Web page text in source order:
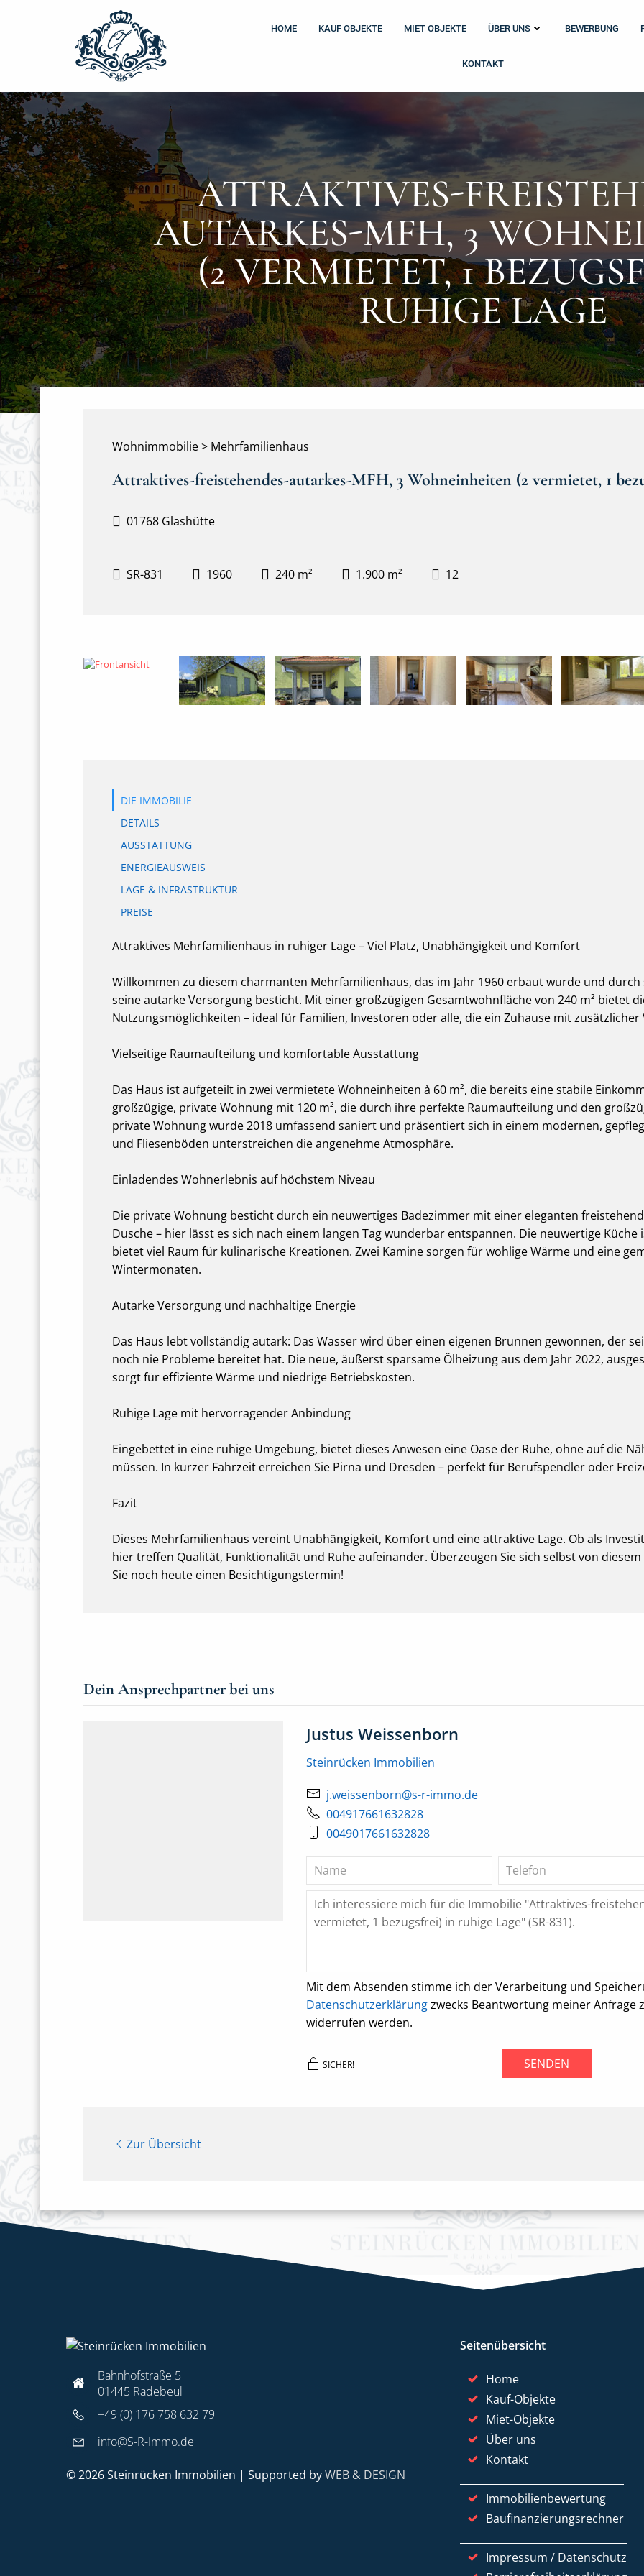
HOME KAUF OBJEKTE MIET OBJEKTE ÜBER UNS BEWERBUNG
KONTAKT
ATTRAKTIVES-
AUTARKES-MFH, 3
(2 VERMIETET, 1
RUHIGE LAGE
Wohnimmobilie > Mehrfamilienhaus
Attraktives-freistehendes-autarkes-MFH, 3 Wohneinheiten (2 vermietet, 1
01768 Glashütte
SR-831 1960 240 m² 1.900 m² 12
DIE IMMOBILIE
DETAILS
AUSSTATTUNG
ENERGIEAUSWEIS
LAGE & INFRASTRUKTUR
PREISE
Attraktives Mehrfamilienhaus in ruhiger Lage – Viel Platz, Unabhängigkeit und Komfort
Willkommen zu diesem charmanten Mehrfamilienhaus, das im Jahr 1960 erbaut wurde und
seine autarke Versorgung besticht. Mit einer großzügigen Gesamtwohnfläche von 240 m² bietet
Nutzungsmöglichkeiten – ideal für Familien, Investoren oder alle, die ein Zuhause mit
Vielseitige Raumaufteilung und komfortable Ausstattung
Das Haus ist aufgeteilt in zwei vermietete Wohneinheiten à 60 m², die bereits eine stabile
großzügige, private Wohnung mit 120 m², die durch ihre perfekte Raumaufteilung und den
private Wohnung wurde 2018 umfassend saniert und präsentiert sich in einem modernen,
und Fliesenböden unterstreichen die angenehme Atmosphäre.
Einladendes Wohnerlebnis auf höchstem Niveau
Die private Wohnung besticht durch ein neuwertiges Badezimmer mit einer eleganten
Dusche – hier lässt es sich nach einem langen Tag wunderbar entspannen. Die neuwertige
bietet viel Raum für kulinarische Kreationen. Zwei Kamine sorgen für wohlige Wärme und eine
Wintermonaten.
Autarke Versorgung und nachhaltige Energie
Das Haus lebt vollständig autark: Das Wasser wird über einen eigenen Brunnen gewonnen, der
noch nie Probleme bereitet hat. Die neue, äußerst sparsame Ölheizung aus dem Jahr 2022,
sorgt für effiziente Wärme und niedrige Betriebskosten.
Ruhige Lage mit hervorragender Anbindung
Eingebettet in eine ruhige Umgebung, bietet dieses Anwesen eine Oase der Ruhe, ohne auf die
müssen. In kurzer Fahrzeit erreichen Sie Pirna und Dresden – perfekt für Berufspendler oder
Fazit
Dieses Mehrfamilienhaus vereint Unabhängigkeit, Komfort und eine attraktive Lage. Ob als
hier treffen Qualität, Funktionalität und Ruhe aufeinander. Überzeugen Sie sich selbst von
Sie noch heute einen Besichtigungstermin!
Dein Ansprechpartner bei uns
Justus Weissenborn
Steinrücken Immobilien
j.weissenborn@s-r-immo.de
004917661632828
0049017661632828
Mit dem Absenden stimme ich der Verarbeitung und
Datenschutzerklärungzwecks Beantwortung meiner Anfrage
widerrufen werden.
SICHER! SENDEN
Zur Übersicht
Bahnhofstraße 5
01445 Radebeul
+49 (0) 176 758 632 79
info@S-R-Immo.de
© 2026 Steinrücken Immobilien | Supported byWEB & DESIGN
Seitenübersicht
Home
Kauf-Objekte
Miet-Objekte
Über uns
Kontakt
Immobilienbewertung
Baufinanzierungsrechner
Impressum / Datenschutz